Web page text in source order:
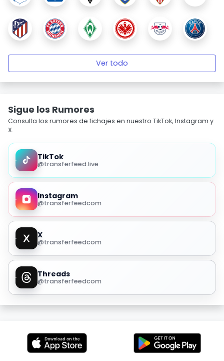
Ver todo
Sigue los Rumores
Consulta los rumores de fichajes en nuestro TikTok, Instagram y
X.
TikTok
@transferfeed.live
Instagram
@transferfeedcom
X
@transferfeedcom
Threads
@transferfeedcom